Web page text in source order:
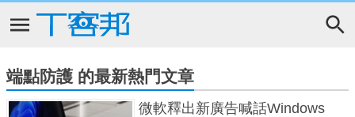
端點防護 的最新熱門文章
微軟釋出新廣告喊話Windows